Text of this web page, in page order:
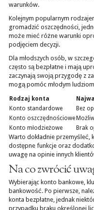
warunków.
Kolejnym popularnym
gromadzić oszczędności,
może mieć różne warunki
podjęciem decyzji.
Dla młodszych osób, w
często są bezpłatne i mają
zaczynają swoją przygodę z
mogą pomóc młodym
Rodzaj konta
Konto standardowe
Bez
Konto oszczędnościowe
Konto młodzieżowe
Brak
Warto dokładnie
dostępne funkcje oraz
uwagę na opinie innych
Na co zwrócić
Wybierając konto bankowe,
bankowość. Po pierwsze,
konta bezpłatne, jednak
przypadku braku określonej